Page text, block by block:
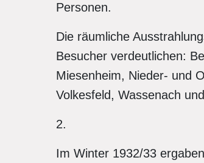
Personen.
Die räumliche
Besucher verdeutlichen:
Miesenheim, Nieder- und
Volkesfeld, Wassenach
2.
Im Winter 1932/33